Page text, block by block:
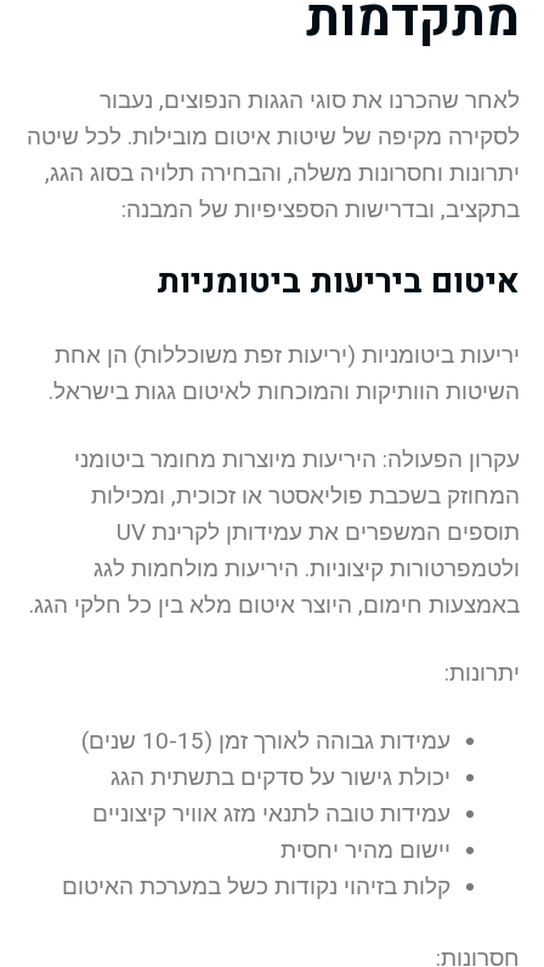
מתקדמות
לאחר שהכרנו את סוגי הגגות הנפוצים, נעבור
לסקירה מקיפה של שיטות איטום מובילות. לכל שיטה
יתרונות וחסרונות משלה, והבחירה תלויה בסוג הגג,
בתקציב, ובדרישות הספציפיות של המבנה:
איטום ביריעות ביטומניות
יריעות ביטומניות (יריעות זפת משוכללות) הן אחת
השיטות הוותיקות והמוכחות לאיטום גגות בישראל.
עקרון הפעולה: היריעות מיוצרות מחומר ביטומני
המחוזק בשכבת פוליאסטר או זכוכית, ומכילות
תוספים המשפרים את עמידותן לקרינת UV
ולטמפרטורות קיצוניות. היריעות מולחמות לגג
באמצעות חימום, היוצר איטום מלא בין כל חלקי הגג.
יתרונות:
עמידות גבוהה לאורך זמן (10-15 שנים)
יכולת גישור על סדקים בתשתית הגג
עמידות טובה לתנאי מזג אוויר קיצוניים
יישום מהיר יחסית
קלות בזיהוי נקודות כשל במערכת האיטום
חסרונות: